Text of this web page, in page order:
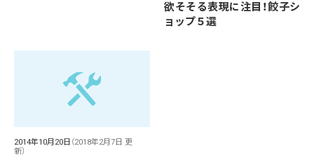
欲そそる表現に注目！餃子シ
ョップ５選
2014年10月20日 （2018年2月7日 更
新）